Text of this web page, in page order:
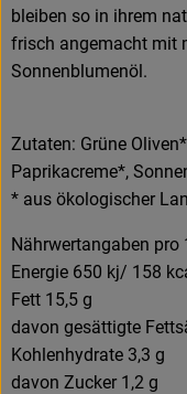
bleiben so in ihrem
frisch angemacht mit
Sonnenblumenöl.
Zutaten: Grüne
Paprikacreme*,
* aus ökologischer
Nährwertangaben pro
Energie 650 kj/ 158
Fett 15,5 g
davon gesättigte
Kohlenhydrate 3,3 g
davon Zucker 1,2 g